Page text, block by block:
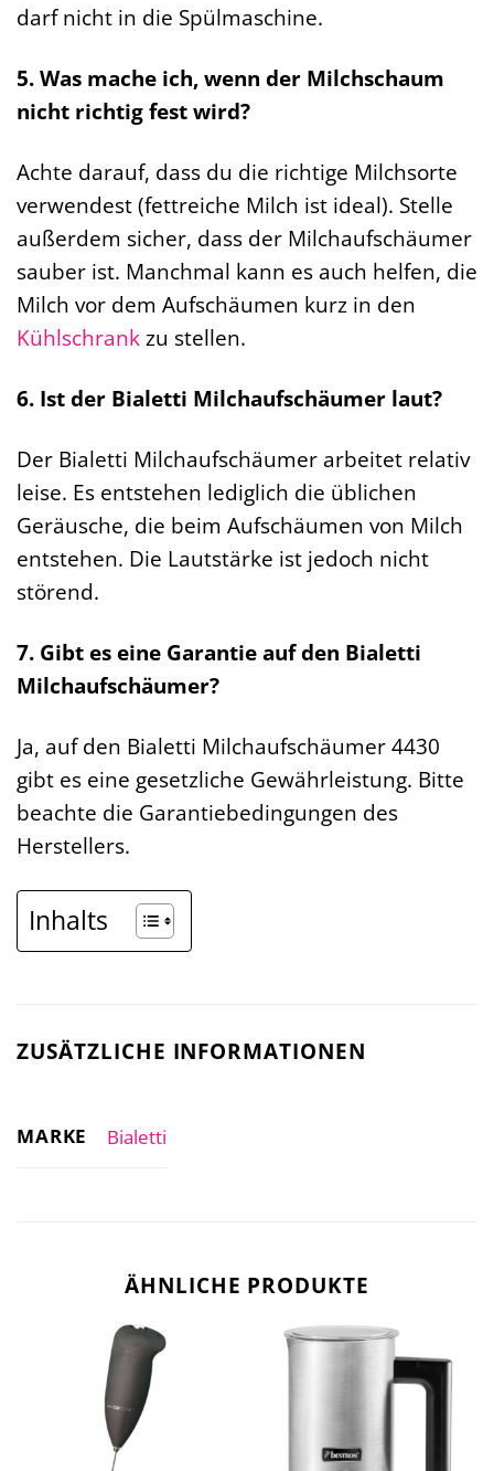
darf nicht in die Spülmaschine.
5. Was mache ich, wenn der Milchschaum
nicht richtig fest wird?
Achte darauf, dass du die richtige Milchsorte
verwendest (fettreiche Milch ist ideal). Stelle
außerdem sicher, dass der Milchaufschäumer
sauber ist. Manchmal kann es auch helfen, die
Milch vor dem Aufschäumen kurz in den
Kühlschrankzu stellen.
6. Ist der Bialetti Milchaufschäumer laut?
Der Bialetti Milchaufschäumer arbeitet relativ
leise. Es entstehen lediglich die üblichen
Geräusche, die beim Aufschäumen von Milch
entstehen. Die Lautstärke ist jedoch nicht
störend.
7. Gibt es eine Garantie auf den Bialetti
Milchaufschäumer?
Ja, auf den Bialetti Milchaufschäumer 4430
gibt es eine gesetzliche Gewährleistung. Bitte
beachte die Garantiebedingungen des
Herstellers.
Inhalts
ZUSÄTZLICHE INFORMATIONEN
MARKE Bialetti
ÄHNLICHE PRODUKTE